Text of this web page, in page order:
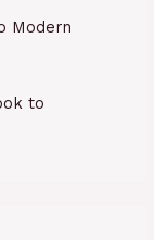
Modern
to